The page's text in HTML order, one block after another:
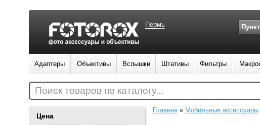
Цена
Главная » Мобильные аксессуары
Пермь
Адаптеры Объективы Вспышки Штативы Фильтры
Поиск товаров по каталогу...